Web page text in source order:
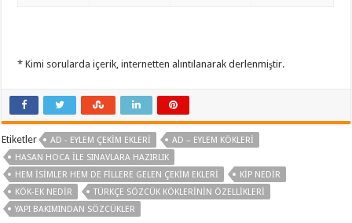
* Kimi sorularda içerik, internetten alıntılanarak derlenmiştir.
Etiketler AD - EYLEM ÇEKIM EKLERI
AD – EYLEM KÖKLERI
HASAN HOCA ILE SINAVLARA HAZIRLIK
HEM İSIMLER HEM DE FILLERE GELEN ÇEKIM EKLERI
KIP NEDIR
KÖK-EK NEDIR
TÜRKÇE SÖZCÜK KÖKLERININ ÖZELLIKLERI
YAPI BAKIMINDAN SÖZCÜKLER